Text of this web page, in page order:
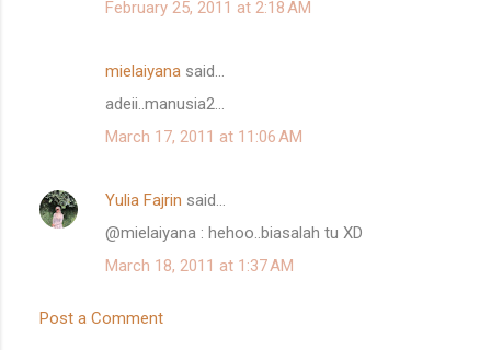
February 25, 2011 at 2:18 AM
mielaiyana said…
adeii..manusia2...
March 17, 2011 at 11:06 AM
Yulia Fajrin said…
@mielaiyana : hehoo..biasalah tu XD
March 18, 2011 at 1:37 AM
Post a Comment